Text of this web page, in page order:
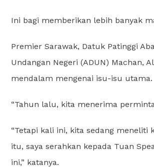
Ini bagi memberikan lebih banyak
Premier Sarawak, Datuk Patinggi
Undangan Negeri (ADUN) Machan,
mendalam mengenai isu-isu utama.
“Tahun lalu, kita menerima
“Tetapi kali ini, kita sedang
itu, saya serahkan kepada Tuan
ini,” katanya.